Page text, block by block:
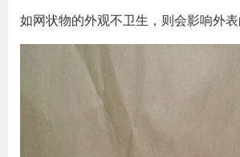
如网状物的外观不卫生，则会影响外表